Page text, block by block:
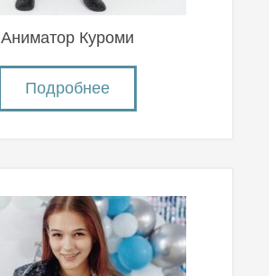
Аниматор Куроми
Подробнее